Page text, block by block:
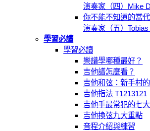
演奏家（四）Mike
你不能不知道的當
演奏家（五）
學習必讀
學習必讀
樂譜學哪種最好？
吉他譜怎麼看？
吉他和弦：新手村
吉他指法 T1213121
吉他手最常犯的七
吉他換弦九大重點
音程介紹與練習